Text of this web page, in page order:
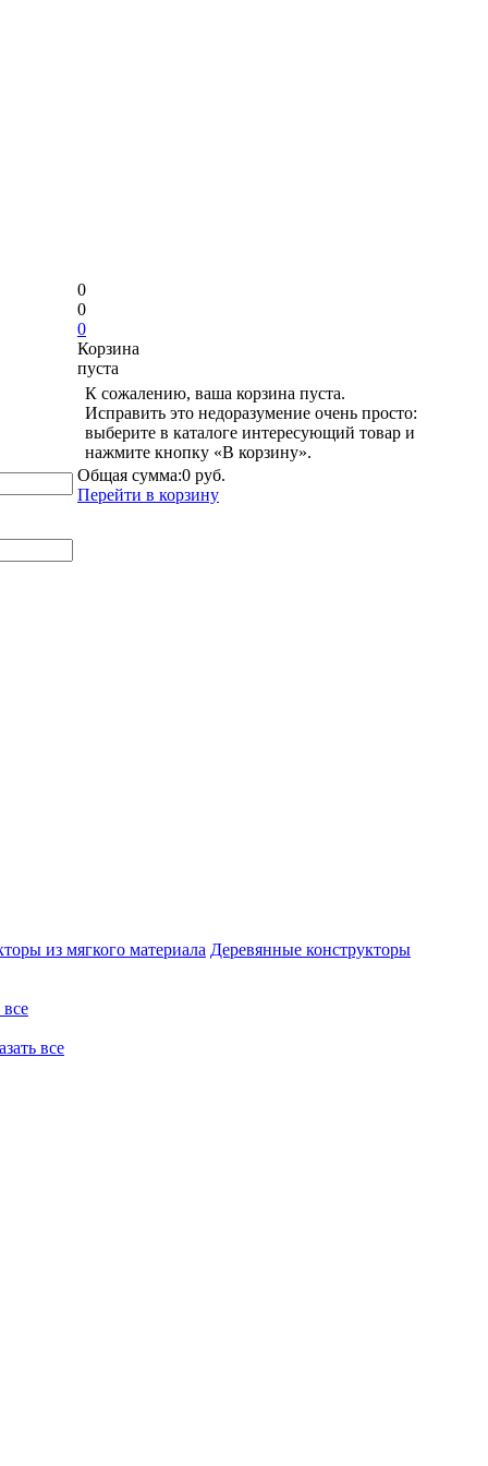
0
0
0
Корзина
пуста
К сожалению, ваша корзина пуста.
Исправить это недоразумение очень просто:
выберите в каталоге интересующий товар и
нажмите кнопку «В корзину».
Общая сумма:0 руб.
Перейти в корзину
из мягкого материала Деревянные конструкторы
все